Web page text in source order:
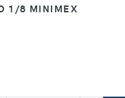
1/8 MINIMEX